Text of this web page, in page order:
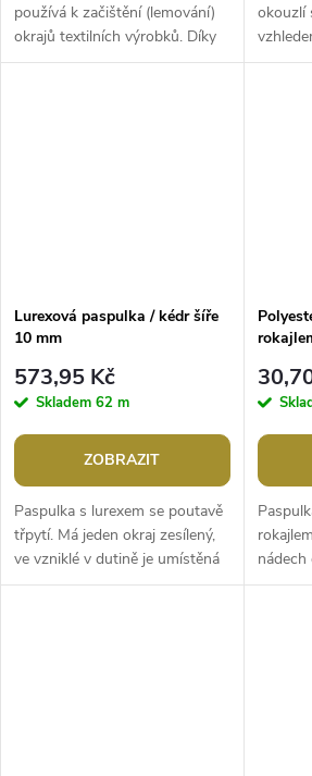
používá k začištění (lemování)
okrajů textilních výrobků. Díky
své jemné textuře je vhodná na
okouzlí
má
Lurexová paspulka / kédr šíře
10 mm
573,95 Kč
Skladem 62 m
ZOBRAZIT
Paspulka s lurexem se poutavě
třpytí. Má jeden okraj zesílený,
ve vzniklé v dutině je umístěná
zakroucená příze. Paspulka má
nádech